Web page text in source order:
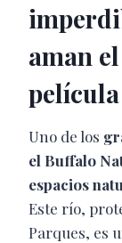
aman
película
Uno de los
el Buffalo
espacios
Este río,
Parques, es